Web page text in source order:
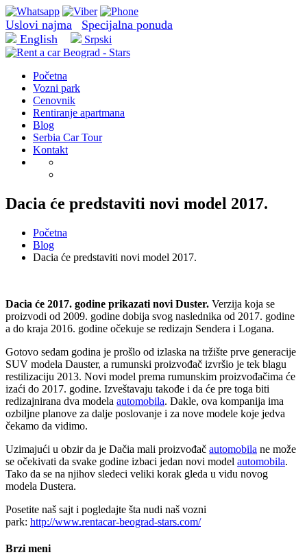
Uslovi najma
Specijalna ponuda
English
Srpski
Početna
Vozni park
Cenovnik
Rentiranje apartmana
Blog
Serbia Car Tour
Kontakt
Dacia će predstaviti novi model 2017.
Početna
Blog
Dacia će predstaviti novi model 2017.
Dacia će 2017. godine prikazati novi Duster. Verzija koja se
proizvodi od 2009. godine dobija svog naslednika od 2017. godine
a do kraja 2016. godine očekuje se redizajn Sendera i Logana.
Gotovo sedam godina je prošlo od izlaska na tržište prve generacije
SUV modela Dauster, a rumunski proizvođač izvršio je tek blagu
restilizaciju 2013. Novi model prema rumunskim proizvođačima će
izaći do 2017. godine. Izveštavaju takođe i da će pre toga biti
redizajnirana dva modela automobila. Dakle, ova kompanija ima
ozbiljne planove za dalje poslovanje i za nove modele koje jedva
čekamo da vidimo.
Uzimajući u obzir da je Dačia mali proizvođač automobila ne može
se očekivati da svake godine izbaci jedan novi model automobila.
Tako da se na njihov sledeci veliki korak gleda u vidu novog
modela Dustera.
Posetite naš sajt i pogledajte šta nudi naš vozni
park: http://www.rentacar-beograd-stars.com/
Brzi meni